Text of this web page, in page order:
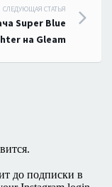
СЛЕДУЮЩАЯ СТАТЬЯ
Super Blue
на Gleam